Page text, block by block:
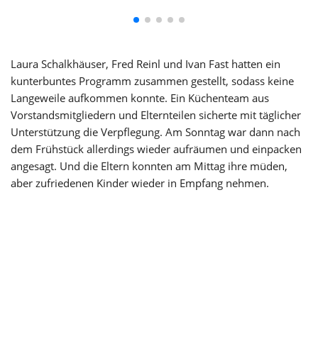
Laura Schalkhäuser, Fred Reinl und Ivan Fast hatten ein
kunterbuntes Programm zusammen gestellt, sodass keine
Langeweile aufkommen konnte. Ein Küchenteam aus
Vorstandsmitgliedern und Elternteilen sicherte mit täglicher
Unterstützung die Verpflegung. Am Sonntag war dann nach
dem Frühstück allerdings wieder aufräumen und einpacken
angesagt. Und die Eltern konnten am Mittag ihre müden,
aber zufriedenen Kinder wieder in Empfang nehmen.